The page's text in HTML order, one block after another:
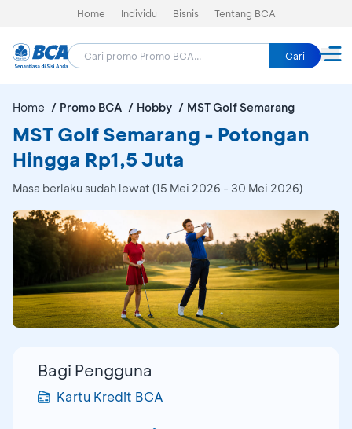
Home Individu Bisnis Tentang BCA
Cari
Home Promo BCA Hobby MST Golf Semarang
MST Golf Semarang - Potongan
Hingga Rp1,5 Juta
Masa berlaku sudah lewat (15 Mei 2026 - 30 Mei 2026)
Bagi Pengguna
Kartu Kredit BCA